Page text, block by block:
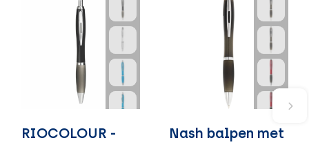
RIOCOLOUR -
Nash balpen met